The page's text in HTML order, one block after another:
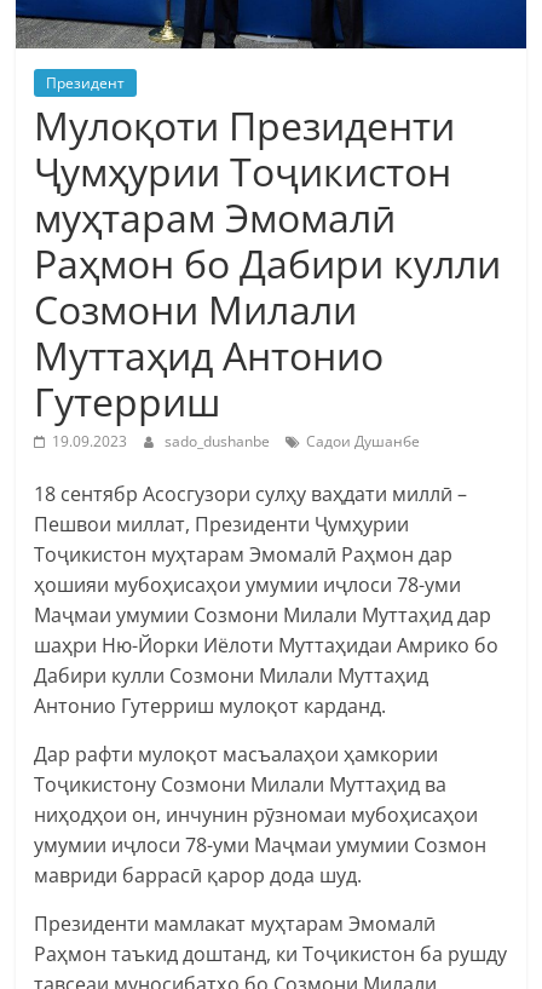
Президент
Мулоқоти Президенти
Ҷумҳурии Тоҷикистон
муҳтарам Эмомалӣ
Раҳмон бо Дабири кулли
Созмони Милали
Муттаҳид Антонио
Гутерриш
19.09.2023 sado_dushanbe Садои Душанбе
18 сентябр Асосгузори сулҳу ваҳдати миллӣ –
Пешвои миллат, Президенти Ҷумҳурии
Тоҷикистон муҳтарам Эмомалӣ Раҳмон дар
ҳошияи мубоҳисаҳои умумии иҷлоси 78-уми
Маҷмаи умумии Созмони Милали Муттаҳид дар
шаҳри Ню-Йорки Иёлоти Муттаҳидаи Амрико бо
Дабири кулли Созмони Милали Муттаҳид
Антонио Гутерриш мулоқот карданд.
Дар рафти мулоқот масъалаҳои ҳамкории
Тоҷикистону Созмони Милали Муттаҳид ва
ниҳодҳои он, инчунин рӯзномаи мубоҳисаҳои
умумии иҷлоси 78-уми Маҷмаи умумии Созмон
мавриди баррасӣ қарор дода шуд.
Президенти мамлакат муҳтарам Эмомалӣ
Раҳмон таъкид доштанд, ки Тоҷикистон ба рушду